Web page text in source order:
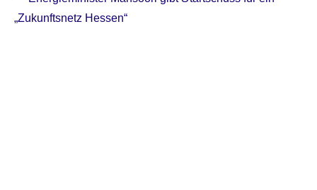
„Zukunftsnetz Hessen“